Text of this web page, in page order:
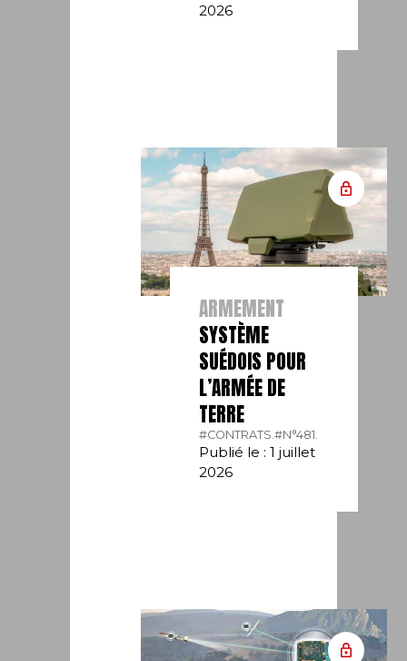
2026
ARMEMENT
SYSTÈME
SUÉDOIS POUR
L’ARMÉE DE
TERRE
#CONTRATS. #N°481.
Publié le : 1 juillet
2026